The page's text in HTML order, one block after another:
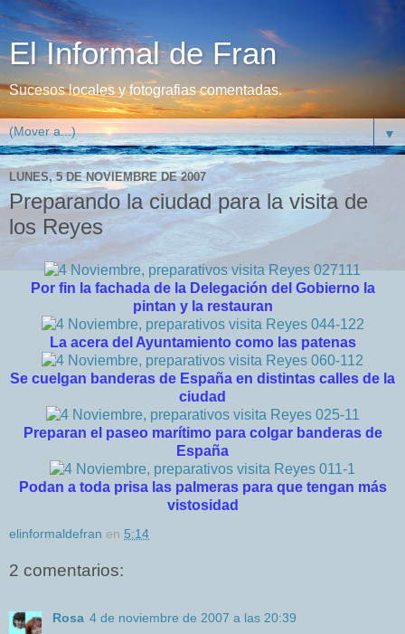
El Informal de Fran
Sucesos locales y fotografias comentadas.
▼
LUNES, 5 DE NOVIEMBRE DE 2007
Preparando la ciudad para la visita de
los Reyes
Por fin la fachada de la Delegación del Gobierno la
pintan y la restauran
La acera del Ayuntamiento como las patenas
Se cuelgan banderas de España en distintas calles de la
ciudad
Preparan el paseo marítimo para colgar banderas de
España
Podan a toda prisa las palmeras para que tengan más
vistosidad
elinformaldefran en 5:14
2 comentarios:
Rosa 4 de noviembre de 2007 a las 20:39